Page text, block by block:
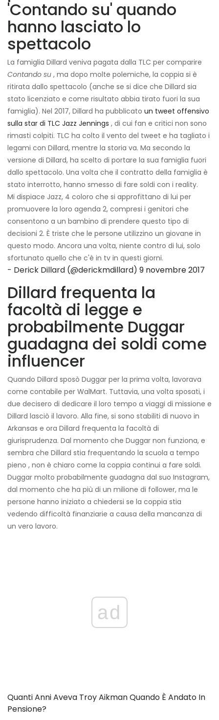
'Contando su' quando
hanno lasciato lo
spettacolo
La famiglia Dillard veniva pagata dalla TLC per comparire
Contando su , ma dopo molte polemiche, la coppia si è
ritirata dallo spettacolo (anche se si dice che Dillard sia
stato licenziato e come risultato abbia tirato fuori la sua
famiglia). Nel 2017, Dillard ha pubblicato un tweet offensivo
sulla star di TLC Jazz Jennings , di cui fan e critici non sono
rimasti colpiti. TLC ha colto il vento del tweet e ha tagliato i
legami con Dillard, mentre la storia va. Ma secondo la
versione di Dillard, ha scelto di portare la sua famiglia fuori
dallo spettacolo. Una volta che il contratto della famiglia è
stato interrotto, hanno smesso di fare soldi con i reality.
Mi dispiace Jazz, 4 coloro che si approfittano di lui per
promuovere la loro agenda 2, compresi i genitori che
consentono a un bambino di prendere questo tipo di
decisioni 2. È triste che le persone utilizzino un giovane in
questo modo. Ancora una volta, niente contro di lui, solo
sfortunato quello che c'è in tv in questi giorni.
- Derick Dillard (@derickmdillard) 9 novembre 2017
Dillard frequenta la
facoltà di legge e
probabilmente Duggar
guadagna dei soldi come
influencer
Quando Dillard sposò Duggar per la prima volta, lavorava
come contabile per WalMart. Tuttavia, una volta sposati, i
due decisero di dedicare il loro tempo a viaggi di missione e
Dillard lasciò il lavoro. Alla fine, si sono stabiliti di nuovo in
Arkansas e ora Dillard frequenta la facoltà di
giurisprudenza. Dal momento che Duggar non funziona, e
sembra che Dillard stia frequentando la scuola a tempo
pieno , non è chiaro come la coppia continui a fare soldi.
Duggar molto probabilmente guadagna dal suo Instagram,
dal momento che ha più di un milione di follower, ma le
persone hanno iniziato a chiedersi se la coppia stia
vedendo difficoltà finanziarie a causa della mancanza di
un vero lavoro.
ad
Quanti Anni Aveva Troy Aikman Quando È Andato In
Pensione?